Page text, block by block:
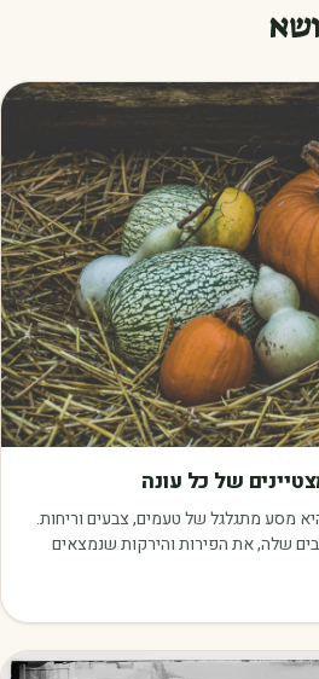
של כל עונה
מסע מתגלגל של טעמים, צבעים וריחות.
שלה, את הפירות והירקות שנמצאים